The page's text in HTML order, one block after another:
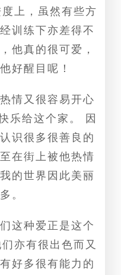
上，虽然有些方
训练下亦差得不
他真的很可爱，
好醒目呢！
情又很容易开心
乐给这个家。 因
识很多很善良的
在街上被他热情
的世界因此美丽
。
这种爱正是这个
亦有很出色而又
好多很有能力的